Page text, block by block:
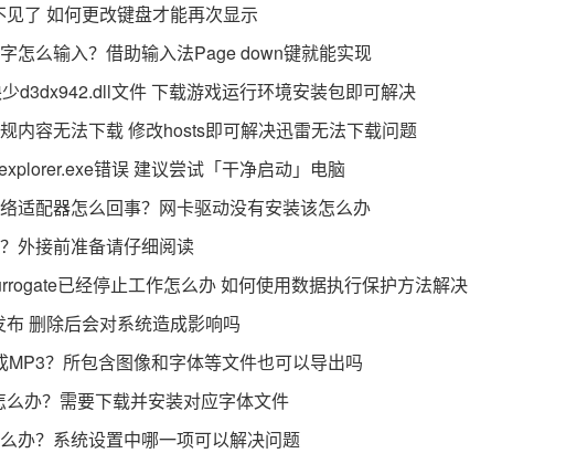
了 如何更改键盘才能再次显示
怎么输入？借助输入法Page down键就能实现
d3dx942.dll文件 下载游戏运行环境安装包即可解决
内容无法下载 修改hosts即可解决迅雷无法下载问题
错误 建议尝试「干净启动」电脑
适配器怎么回事？网卡驱动没有安装该怎么办
外接前准备请仔细阅读
已经停止工作怎么办 如何使用数据执行保护方法解决
删除后会对系统造成影响吗
MP3？所包含图像和字体等文件也可以导出吗
办？需要下载并安装对应字体文件
办？系统设置中哪一项可以解决问题